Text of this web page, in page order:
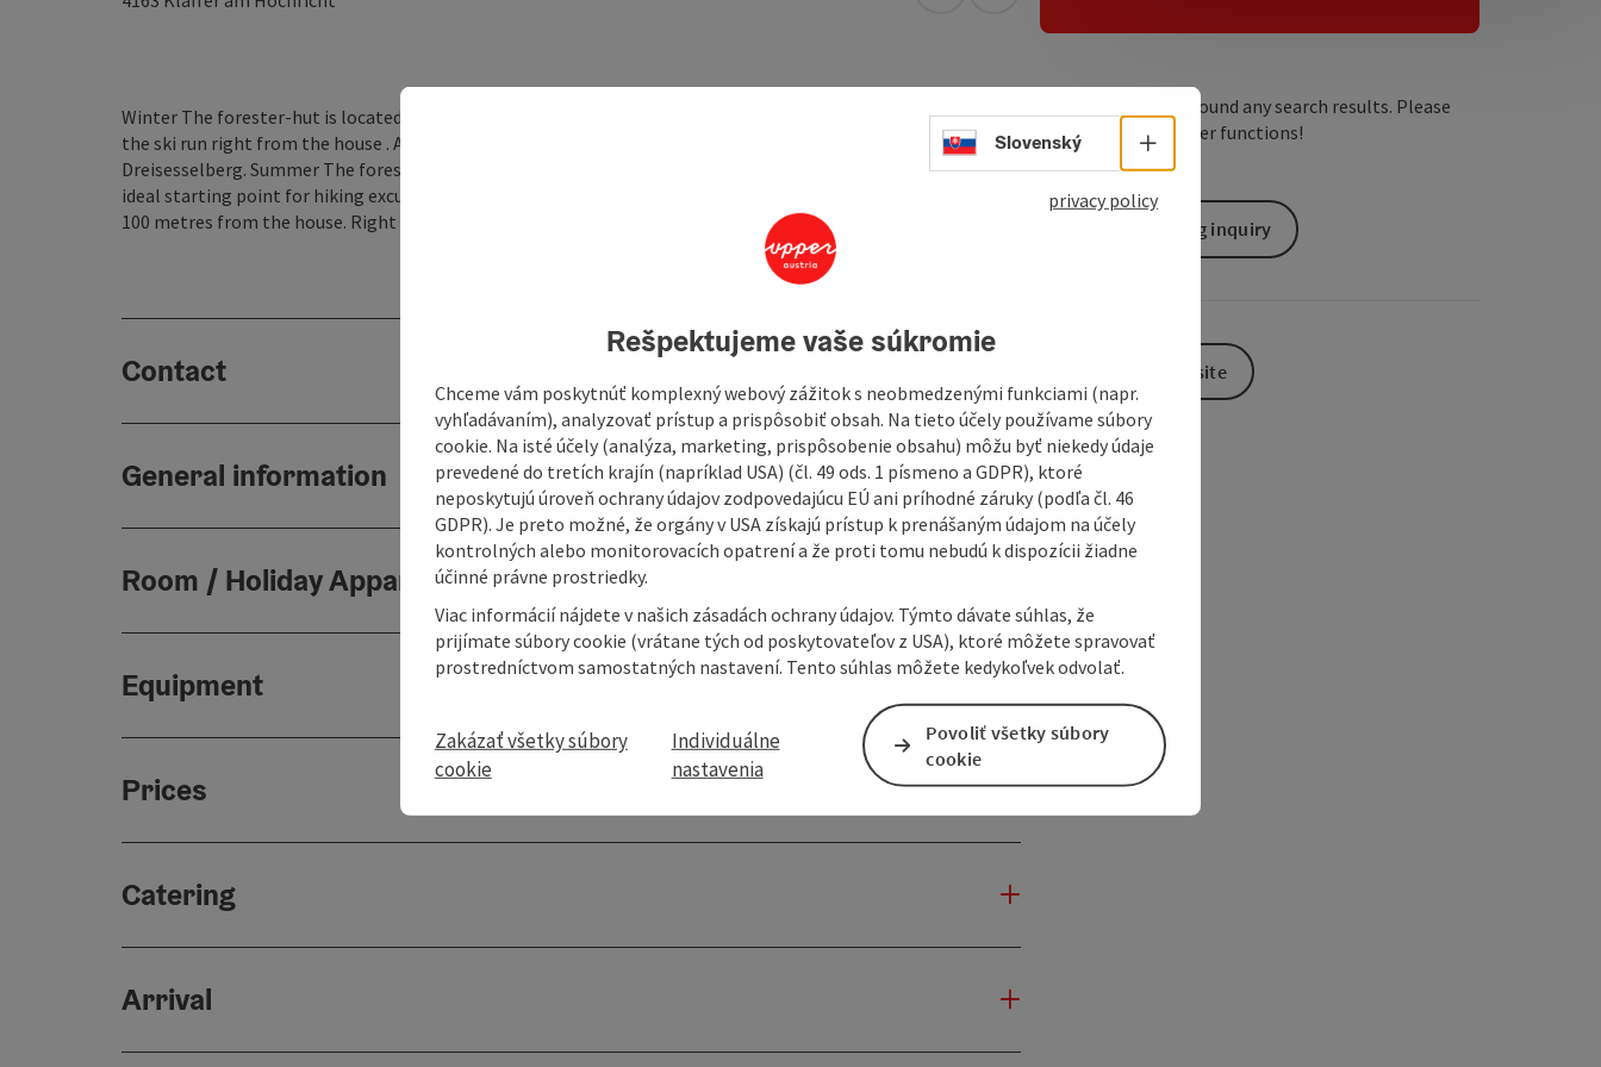
Winter The forester-hut is located in a forest clearing in Holzschlag and is a self-catering facility. You can use
the ski run right from the house . An ideal starting point for ski and snowshoe tours to Plöckenstein and
Dreisesselberg. Summer The foreser-hutt is located at the long-distance hiking trail Nordwaldkammweg. An
ideal starting point for hiking excursions. The amusement park of the Ereignishaus Holzschlag is located only
100 metres from the house. Right next to the house is a fireplace.
Contact
General information
Room / Holiday Appartement
Equipment
Prices
Catering
Arrival
We have not found any search results. Please
adjust the filter functions!
non-binding inquiry
To the website
Select language - Open menu
Slovenský
privacy policy
Rešpektujeme vaše súkromie
Chceme vám poskytnúť komplexný webový zážitok s neobmedzenými funkciami (napr.
vyhľadávaním), analyzovať prístup a prispôsobiť obsah. Na tieto účely používame súbory
cookie. Na isté účely (analýza, marketing, prispôsobenie obsahu) môžu byť niekedy údaje
prevedené do tretích krajín (napríklad USA) (čl. 49 ods. 1 písmeno a GDPR), ktoré
neposkytujú úroveň ochrany údajov zodpovedajúcu EÚ ani príhodné záruky (podľa čl. 46
GDPR). Je preto možné, že orgány v USA získajú prístup k prenášaným údajom na účely
kontrolných alebo monitorovacích opatrení a že proti tomu nebudú k dispozícii žiadne
účinné právne prostriedky.
Viac informácií nájdete v našich zásadách ochrany údajov. Týmto dávate súhlas, že
prijímate súbory cookie (vrátane tých od poskytovateľov z USA), ktoré môžete spravovať
prostredníctvom samostatných nastavení. Tento súhlas môžete kedykoľvek odvolať.
Zakázať všetky súbory
cookie
Individuálne
nastavenia
Povoliť všetky súbory
cookie